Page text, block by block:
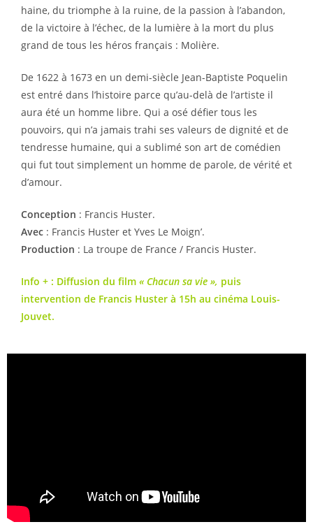
haine, du triomphe à la ruine, de la passion à l’abandon,
de la victoire à l’échec, de la lumière à la mort du plus
grand de tous les héros français : Molière.
De 1622 à 1673 en un demi-siècle Jean-Baptiste Poquelin
est entré dans l’histoire parce qu’au-delà de l’artiste il
aura été un homme libre. Qui a osé défier tous les
pouvoirs, qui n’a jamais trahi ses valeurs de dignité et de
tendresse humaine, qui a sublimé son art de comédien
qui fut tout simplement un homme de parole, de vérité et
d’amour.
Conception : Francis Huster.
Avec : Francis Huster et Yves Le Moign’.
Production : La troupe de France / Francis Huster.
Info + : Diffusion du film « Chacun sa vie », puis
intervention de Francis Huster à 15h au cinéma Louis-
Jouvet.